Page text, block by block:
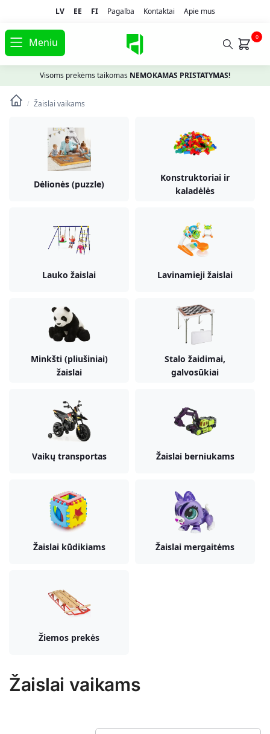
LV EE FI Pagalba Kontaktai Apie mus
Meniu 0
Visoms prekėms taikomas NEMOKAMAS PRISTATYMAS!
/ Žaislai vaikams
Dėlionės (puzzle)
Konstruktoriai ir
kaladėlės
Lauko žaislai Lavinamieji žaislai
Minkšti (pliušiniai)
žaislai
Stalo žaidimai,
galvosūkiai
Vaikų transportas Žaislai berniukams
Žaislai kūdikiams Žaislai mergaitėms
Žiemos prekės
Žaislai vaikams